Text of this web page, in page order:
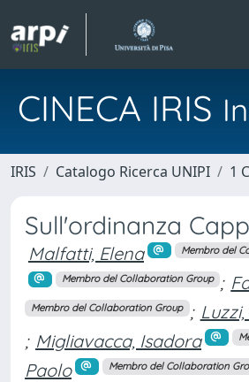
CINECA IRIS
IRIS Catalogo Ricerca UNIPI 1
Sull'ordinanza
Malfatti, Elena Membro del
Membro del Collaboration Group ;
Membro del Collaboration Group ;
; Migliavacca, Isadora
Paolo
Membro del Collaboration